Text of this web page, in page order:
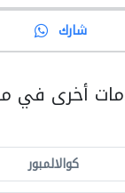
شارك
أخرى في
كوالالمبور